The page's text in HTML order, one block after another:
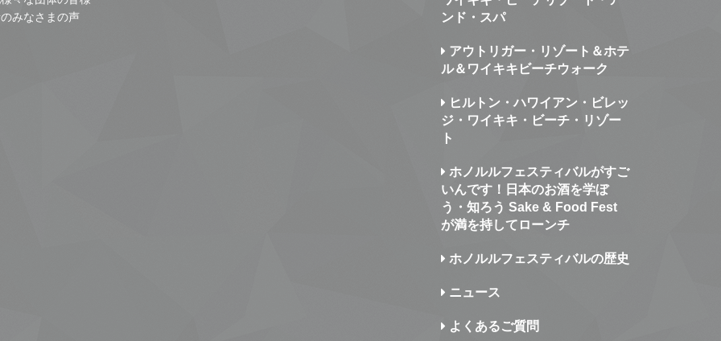
みなさまの声
ンド・スパ
アウトリガー・リゾート＆ホテ
ル＆ワイキキビーチウォーク
ヒルトン・ハワイアン・ビレッ
ジ・ワイキキ・ビーチ・リゾー
ト
ホノルルフェスティバルがすご
いんです！日本のお酒を学ぼ
う・知ろう Sake & Food Fest
が満を持してローンチ
ホノルルフェスティバルの歴史
ニュース
よくあるご質問